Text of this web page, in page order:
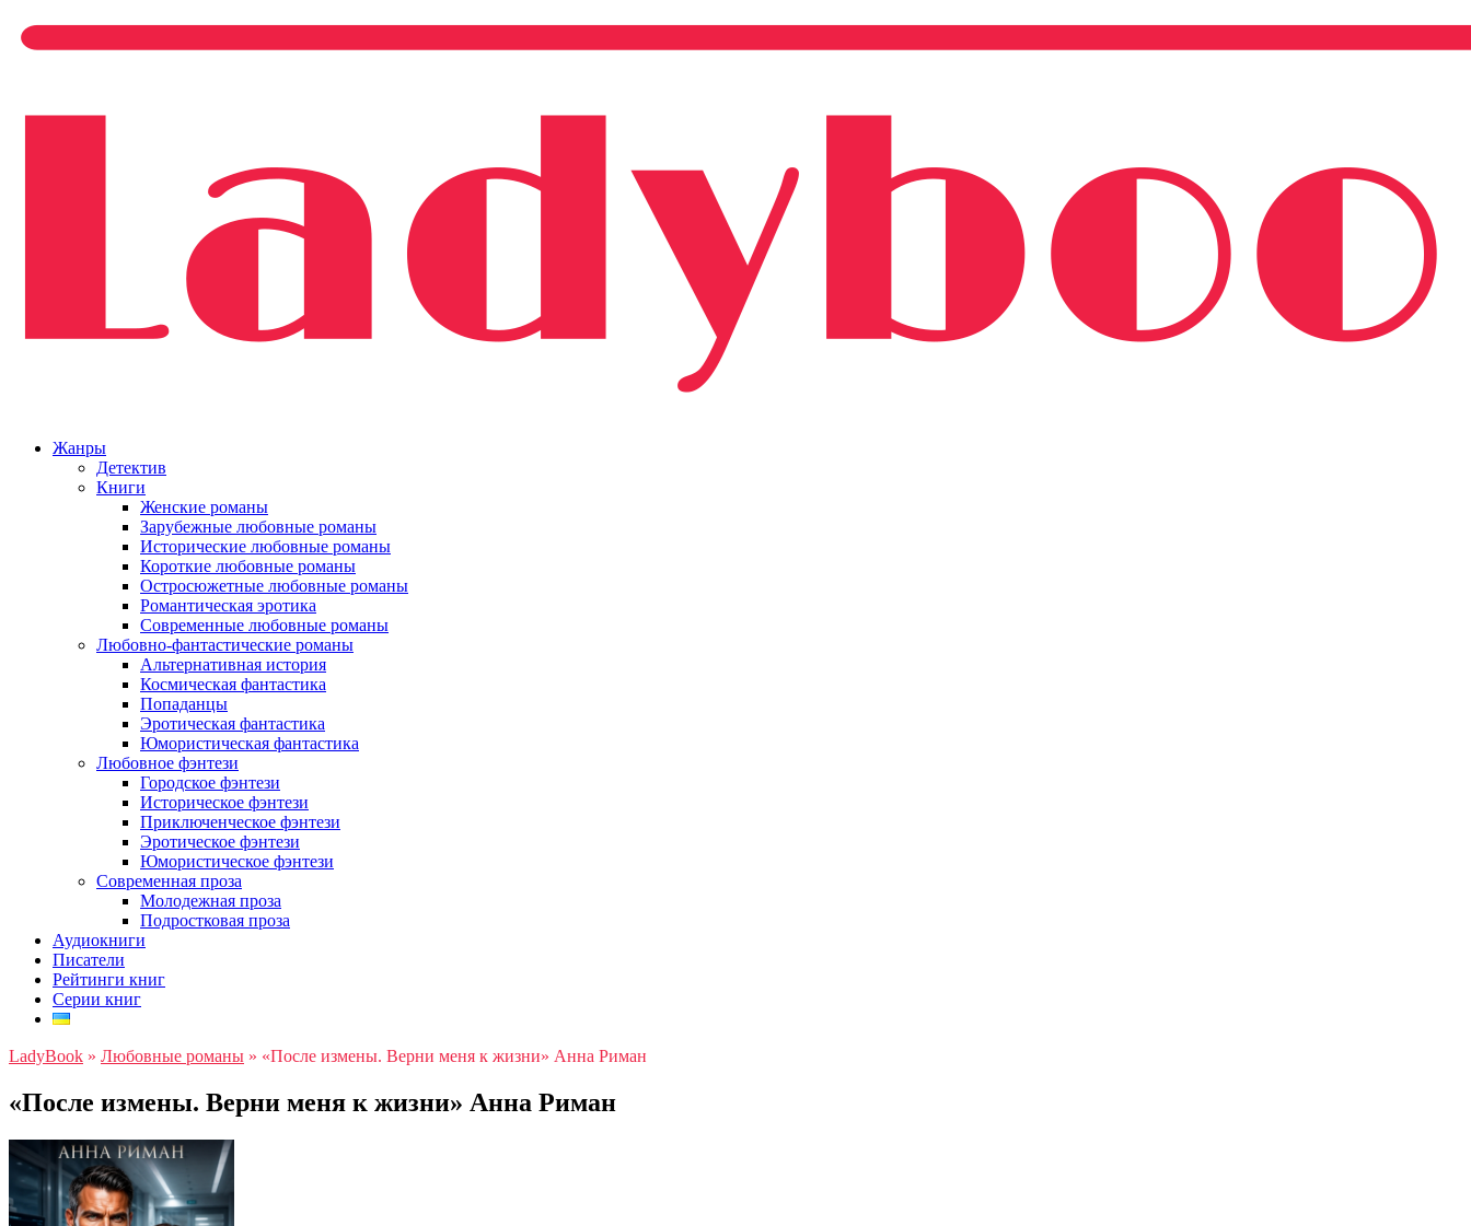
Жанры
Детектив
Книги
Женские романы
Зарубежные любовные романы
Исторические любовные романы
Короткие любовные романы
Остросюжетные любовные романы
Романтическая эротика
Современные любовные романы
Любовно-фантастические романы
Альтернативная история
Космическая фантастика
Попаданцы
Эротическая фантастика
Юмористическая фантастика
Любовное фэнтези
Городское фэнтези
Историческое фэнтези
Приключенческое фэнтези
Эротическое фэнтези
Юмористическое фэнтези
Современная проза
Молодежная проза
Подростковая проза
Аудиокниги
Писатели
Рейтинги книг
Серии книг
LadyBook » Любовные романы » «После измены. Верни меня к жизни» Анна Риман
«После измены. Верни меня к жизни» Анна Риман